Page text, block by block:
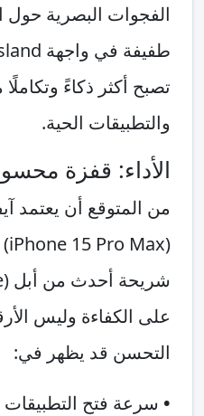
الفجوات البصرية
تصبح أكثر ذكاءً
والتطبيقات الحية.
الأداء: قفزة
على الكفاءة وليس
التحسن قد يظهر في:
• سرعة فتح التطبيقات